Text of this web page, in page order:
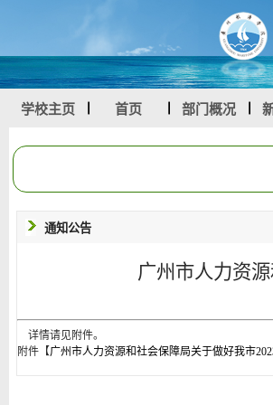
学校主页 首页 部门概况
通知公告
广州市人力资
详情请见附件。
附件【广州市人力资源和社会保障局关于做好我市